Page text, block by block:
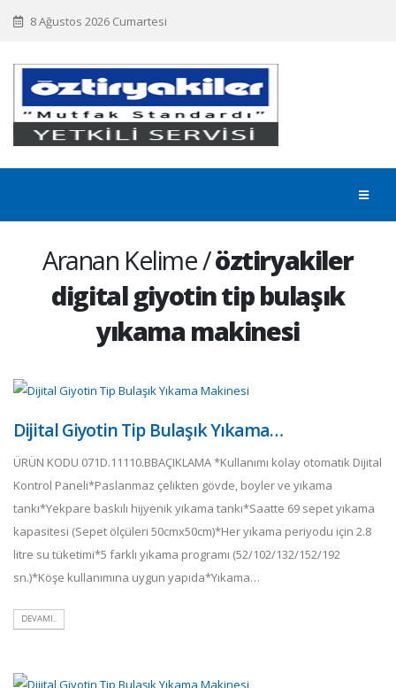
8 Ağustos 2026 Cumartesi
Aranan Kelime /öztiryakiler
digital giyotin tip bulaşık
yıkama makinesi
Dijital Giyotin Tip Bulaşık Yıkama…
ÜRÜN KODU 071D.11110.BBAÇIKLAMA *Kullanımı kolay otomatik Dijital
Kontrol Paneli*Paslanmaz çelikten gövde, boyler ve yıkama
tankı*Yekpare baskılı hijyenik yıkama tankı*Saatte 69 sepet yıkama
kapasitesi (Sepet ölçüleri 50cmx50cm)*Her yıkama periyodu için 2.8
litre su tüketimi*5 farklı yıkama programı (52/102/132/152/192
sn.)*Köşe kullanımına uygun yapıda*Yıkama…
DEVAMI..